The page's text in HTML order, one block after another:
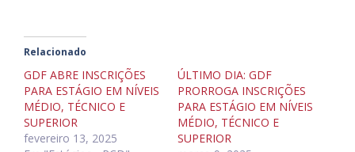
Relacionado
GDF ABRE INSCRIÇÕES
PARA ESTÁGIO EM NÍVEIS
MÉDIO, TÉCNICO E
SUPERIOR
fevereiro 13, 2025
ÚLTIMO DIA: GDF
PRORROGA INSCRIÇÕES
PARA ESTÁGIO EM NÍVEIS
MÉDIO, TÉCNICO E
SUPERIOR